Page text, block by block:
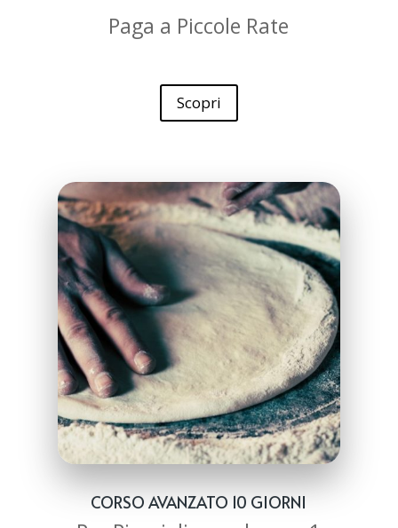
Paga a Piccole Rate
Scopri
CORSO AVANZATO 10 GIORNI